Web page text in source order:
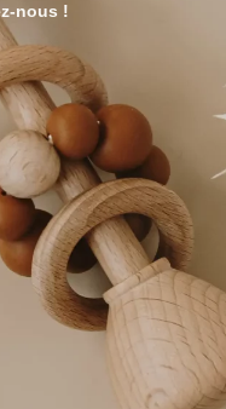
nous !